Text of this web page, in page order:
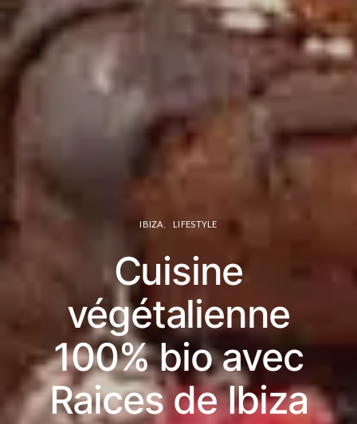
IBIZA LIFESTYLE
Cuisine
végétalienne
100% bio avec
Raices de Ibiza